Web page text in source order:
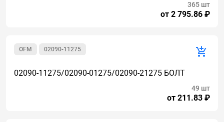
от 2 795.86 ₽
365 шт
02090-11275
OFM
02090-11275/02090-01275/02090-21275 БОЛТ
от 211.83 ₽
49 шт